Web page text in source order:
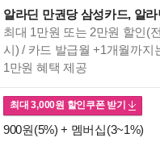
알라딘 만권당 삼성카드, 알
최대 1만원 또는 2만원 할인(
시) / 카드 발급월 +1개월까지
1만원 혜택 제공
최대3,000원 할인쿠폰 받기
900원(5%) + 멤버십(3~1%)